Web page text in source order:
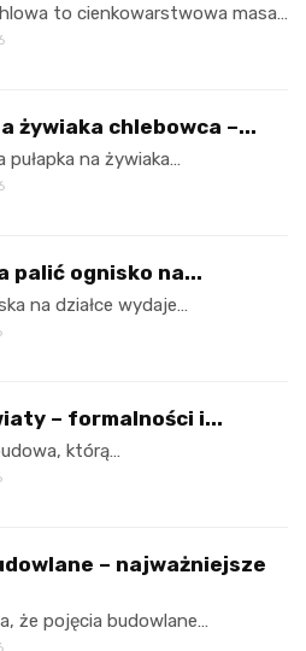
to cienkowarstwowa masa…
żywiaka chlebowca –...
pułapka na żywiaka…
palić ognisko na...
na działce wydaje…
– formalności i...
którą…
– najważniejsze
że pojęcia budowlane…